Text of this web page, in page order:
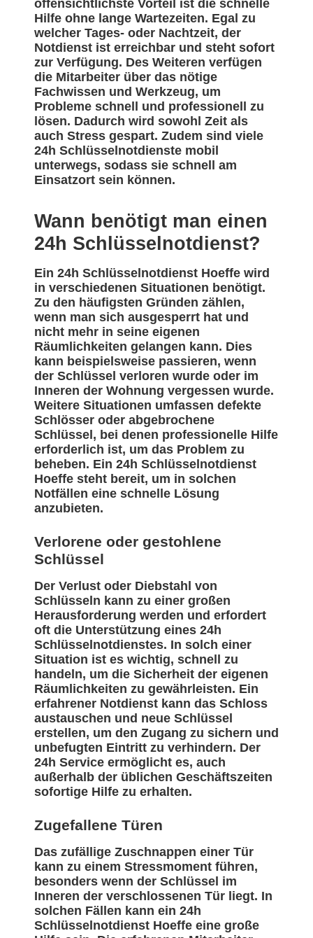
offensichtlichste Vorteil ist die schnelle
Hilfe ohne lange Wartezeiten. Egal zu
welcher Tages- oder Nachtzeit, der
Notdienst ist erreichbar und steht sofort
zur Verfügung. Des Weiteren verfügen
die Mitarbeiter über das nötige
Fachwissen und Werkzeug, um
Probleme schnell und professionell zu
lösen. Dadurch wird sowohl Zeit als
auch Stress gespart. Zudem sind viele
24h Schlüsselnotdienste mobil
unterwegs, sodass sie schnell am
Einsatzort sein können.
Wann benötigt man einen
24h Schlüsselnotdienst?
Ein 24h Schlüsselnotdienst Hoeffe wird
in verschiedenen Situationen benötigt.
Zu den häufigsten Gründen zählen,
wenn man sich ausgesperrt hat und
nicht mehr in seine eigenen
Räumlichkeiten gelangen kann. Dies
kann beispielsweise passieren, wenn
der Schlüssel verloren wurde oder im
Inneren der Wohnung vergessen wurde.
Weitere Situationen umfassen defekte
Schlösser oder abgebrochene
Schlüssel, bei denen professionelle Hilfe
erforderlich ist, um das Problem zu
beheben. Ein 24h Schlüsselnotdienst
Hoeffe steht bereit, um in solchen
Notfällen eine schnelle Lösung
anzubieten.
Verlorene oder gestohlene
Schlüssel
Der Verlust oder Diebstahl von
Schlüsseln kann zu einer großen
Herausforderung werden und erfordert
oft die Unterstützung eines 24h
Schlüsselnotdienstes. In solch einer
Situation ist es wichtig, schnell zu
handeln, um die Sicherheit der eigenen
Räumlichkeiten zu gewährleisten. Ein
erfahrener Notdienst kann das Schloss
austauschen und neue Schlüssel
erstellen, um den Zugang zu sichern und
unbefugten Eintritt zu verhindern. Der
24h Service ermöglicht es, auch
außerhalb der üblichen Geschäftszeiten
sofortige Hilfe zu erhalten.
Zugefallene Türen
Das zufällige Zuschnappen einer Tür
kann zu einem Stressmoment führen,
besonders wenn der Schlüssel im
Inneren der verschlossenen Tür liegt. In
solchen Fällen kann ein 24h
Schlüsselnotdienst Hoeffe eine große